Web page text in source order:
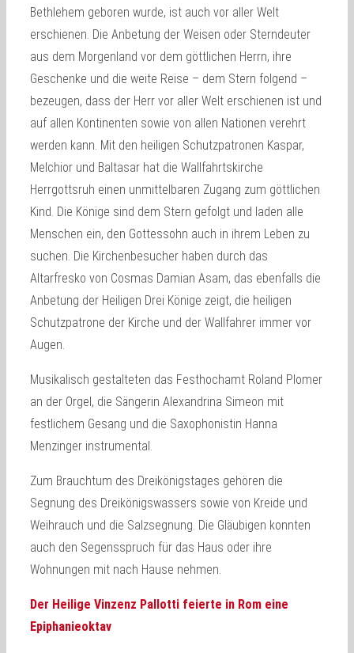
Bethlehem geboren wurde, ist auch vor aller Welt
erschienen. Die Anbetung der Weisen oder Sterndeuter
aus dem Morgenland vor dem göttlichen Herrn, ihre
Geschenke und die weite Reise – dem Stern folgend –
bezeugen, dass der Herr vor aller Welt erschienen ist und
auf allen Kontinenten sowie von allen Nationen verehrt
werden kann. Mit den heiligen Schutzpatronen Kaspar,
Melchior und Baltasar hat die Wallfahrtskirche
Herrgottsruh einen unmittelbaren Zugang zum göttlichen
Kind. Die Könige sind dem Stern gefolgt und laden alle
Menschen ein, den Gottessohn auch in ihrem Leben zu
suchen. Die Kirchenbesucher haben durch das
Altarfresko von Cosmas Damian Asam, das ebenfalls die
Anbetung der Heiligen Drei Könige zeigt, die heiligen
Schutzpatrone der Kirche und der Wallfahrer immer vor
Augen.
Musikalisch gestalteten das Festhochamt Roland Plomer
an der Orgel, die Sängerin Alexandrina Simeon mit
festlichem Gesang und die Saxophonistin Hanna
Menzinger instrumental.
Zum Brauchtum des Dreikönigstages gehören die
Segnung des Dreikönigswassers sowie von Kreide und
Weihrauch und die Salzsegnung. Die Gläubigen konnten
auch den Segensspruch für das Haus oder ihre
Wohnungen mit nach Hause nehmen.
Der Heilige Vinzenz Pallotti feierte in Rom eine
Epiphanieoktav